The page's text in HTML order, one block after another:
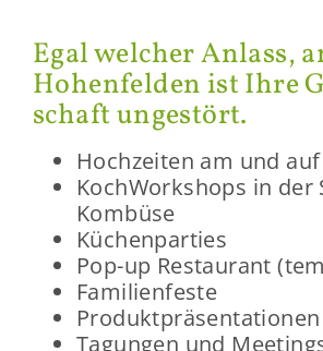
Egal wel­cher An­lass,
Ho­hen­fel­den ist Ihre
schaft un­ge­stört.
Hoch­zei­ten am und
Koch­Work­shops in der
Kombüse
Kü­chen­par­ties
Pop-​up Re­stau­rant
Fa­mi­li­en­fes­te
Pro­dukt­prä­sen­ta­tio­nen
Ta­gun­gen und